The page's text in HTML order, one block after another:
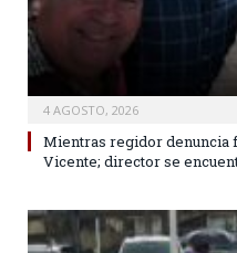
4 AGOSTO, 2026
Mientras regidor denuncia
Vicente; director se